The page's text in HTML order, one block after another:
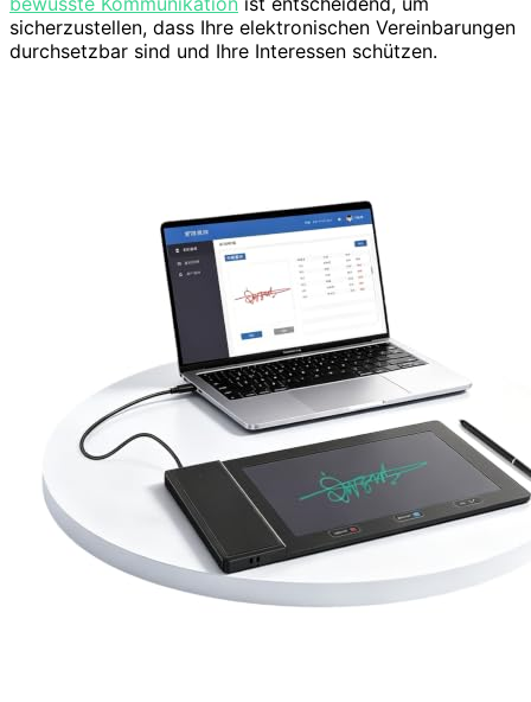
sicherzustellen, dass Ihre elektronischen Vereinbarungen
durchsetzbar sind und Ihre Interessen schützen.